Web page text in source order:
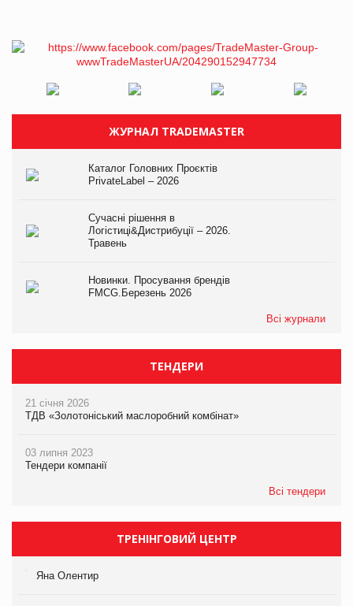
ЖУРНАЛ TRADEMASTER
Каталог Головних Проєктів
PrivateLabel – 2026
Сучасні рішення в
Логістиці&Дистрибуції – 2026.
Травень
Новинки. Просування брендів
FMCG.Березень 2026
Всі журнали
ТЕНДЕРИ
21 січня 2026
ТДВ «Золотоніський маслоробний комбінат»
03 липня 2023
Тендери компанії
Всі тендери
ТРЕНІНГОВИЙ ЦЕНТР
Яна Олентир